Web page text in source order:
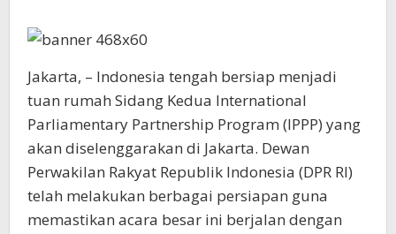
Jakarta, – Indonesia tengah bersiap menjadi
tuan rumah Sidang Kedua International
Parliamentary Partnership Program (IPPP) yang
akan diselenggarakan di Jakarta. Dewan
Perwakilan Rakyat Republik Indonesia (DPR RI)
telah melakukan berbagai persiapan guna
memastikan acara besar ini berjalan dengan